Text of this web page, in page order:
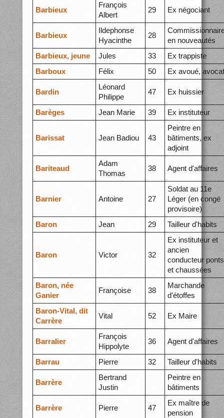
Barbieux
François
Albert
29 Ex négociant
Barbieux
Ildephonse
Hyacinthe
28
en nouveautés
Barbieux, jeune
Jules 33
Ex trappiste
Barboux
Félix 50 Ex avoué, avocat
Bardin
Léonard
Philippe
47 Ex huissier
Barèges Jean Marie 39 Ex instituteur
Barissat Jean Badiou 43
Peintre en
bâtiments, ex
adjoint
Bariteaud
Adam
Thomas
38 Agent d'affaires
Barnier Antoine 27
Soldat au 11e
Léger (en congé
provisoire)
Baron
Jean 29 Tailleur d'habits
Baron Victor 32
Ex instituteur et
ancien
conducteur ponts
et chaussées
Baron, née
Ganier
Françoise 38
Marchande
d'étoffes
Baron-Vital, dit
Carrère
Vital 52 Ex Maire
Barralier
François
Hippolyte
36 Agent d'affaires
Barrau Pierre 32 Tailleur d'habits
Barrère
Bertrand
Justin
Peintre en
bâtiments
Barrère Pierre 47
Ex maître de
pension